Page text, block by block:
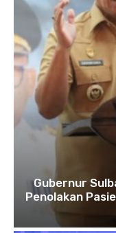
Gubernur
Penolakan